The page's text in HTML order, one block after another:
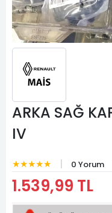
ARKA SAĞ
IV
★★★★★ 0 Yorum
1.539,99 TL